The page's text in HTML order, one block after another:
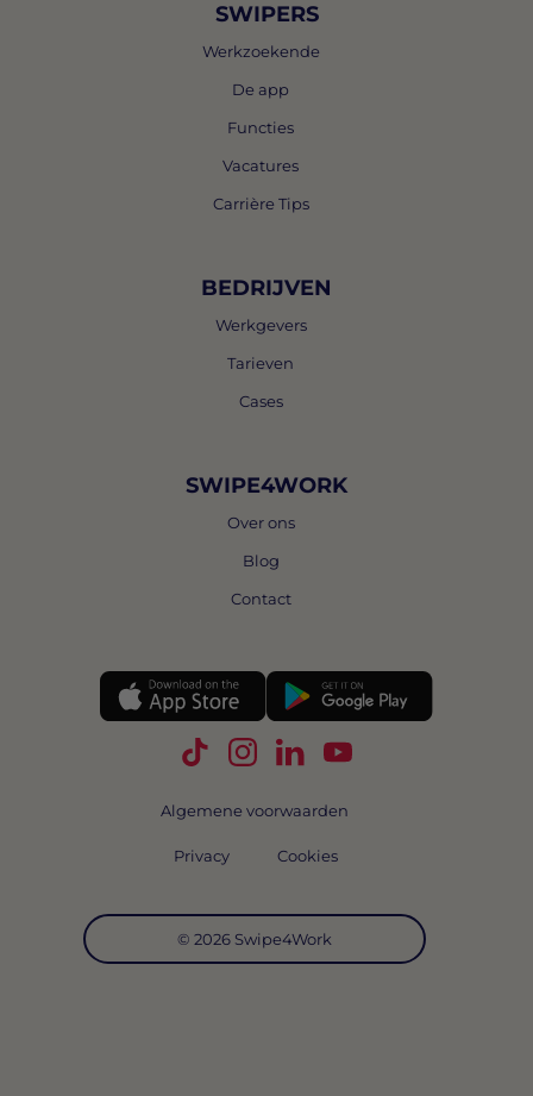
SWIPERS
Werkzoekende
De app
Functies
Vacatures
Carrière Tips
BEDRIJVEN
Werkgevers
Tarieven
Cases
SWIPE4WORK
Over ons
Blog
Contact
Volg Swipe4Work op TikTok
Volg Swipe4Work op
Volg Swipe4Work op
Volg Swipe4Work
© 2026 Swipe4Work
Algemene voorwaarden
Privacy Cookies